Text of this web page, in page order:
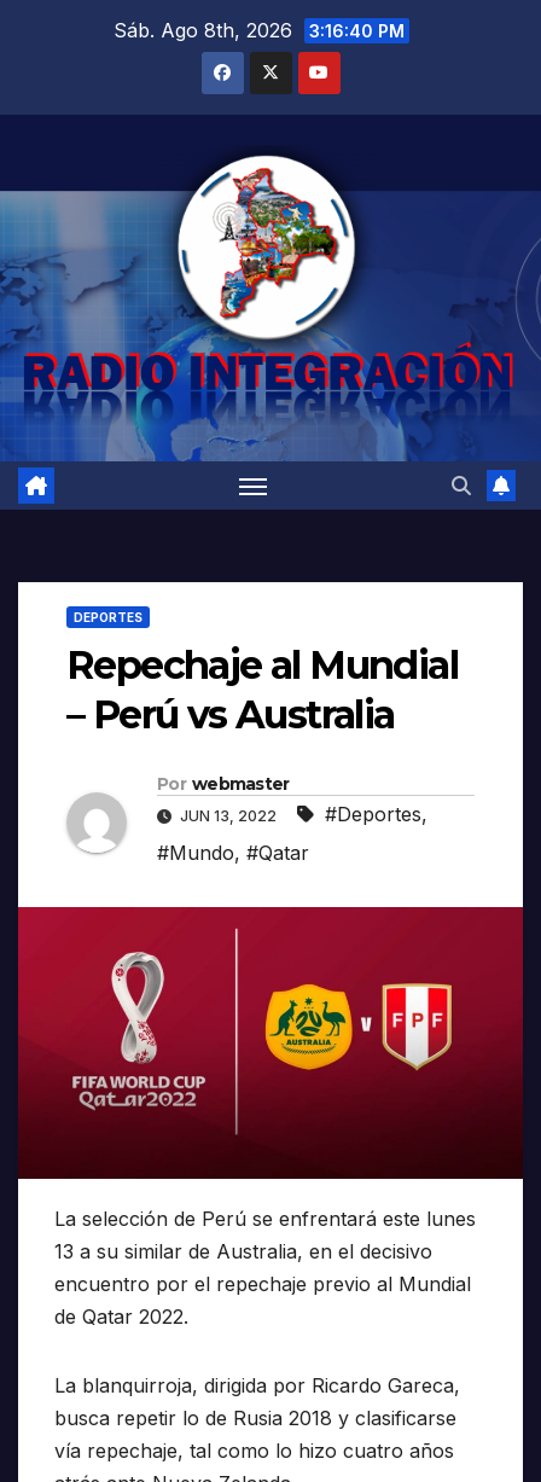
Sáb. Ago 8th, 2026 3:16:41 PM
DEPORTES
Repechaje al Mundial
– Perú vs Australia
Por webmaster
JUN 13, 2022 #Deportes,
#Mundo, #Qatar
La selección de Perú se enfrentará este lunes
13 a su similar de Australia, en el decisivo
encuentro por el repechaje previo al Mundial
de Qatar 2022.
La blanquirroja, dirigida por Ricardo Gareca,
busca repetir lo de Rusia 2018 y clasificarse
vía repechaje, tal como lo hizo cuatro años